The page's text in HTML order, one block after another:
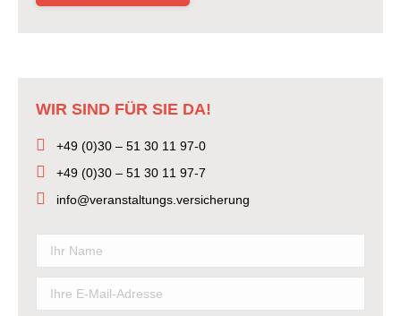
WIR SIND FÜR SIE DA!
+49 (0)30 – 51 30 11 97-0
+49 (0)30 – 51 30 11 97-7
info@veranstaltungs.versicherung